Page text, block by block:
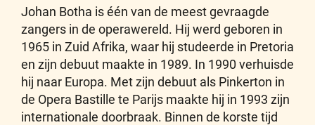
Johan Botha is één van de meest gevraagde
zangers in de operawereld. Hij werd geboren in
1965 in Zuid Afrika, waar hij studeerde in Pretoria
en zijn debuut maakte in 1989. In 1990 verhuisde
hij naar Europa. Met zijn debuut als Pinkerton in
de Opera Bastille te Parijs maakte hij in 1993 zijn
internationale doorbraak. Binnen de korste tijd